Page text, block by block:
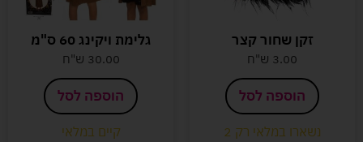
זקן שחור קצר
3.00 ש"ח
הוספה לסל
נשארו במלאי רק 2
גלימת ויקינג 60 ס"מ
30.00 ש"ח
הוספה לסל
קיים במלאי